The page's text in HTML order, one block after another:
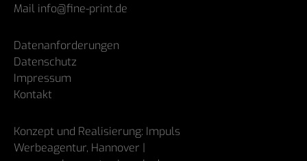
Mail info@fine-print.de
Datenanforderungen
Datenschutz
Impressum
Kontakt
Konzept und Realisierung: Impuls
Werbeagentur, Hannover |